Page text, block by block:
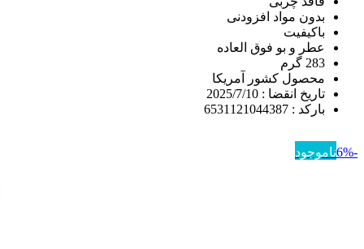
بدون مواد افزودنی
باکیفیت
عطر و بو فوق العاده
283 گرم
محصول کشور آمریکا
تاریخ انقضا : 2025/7/10
بارکد : 6531121044387
-6% ناموجود